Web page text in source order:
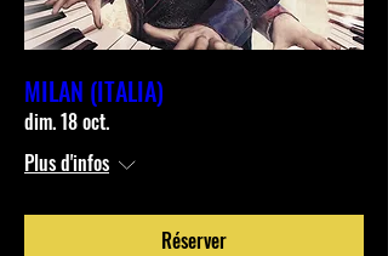
MILAN (ITALIA)
dim. 18 oct.
Plus d'infos
Réserver